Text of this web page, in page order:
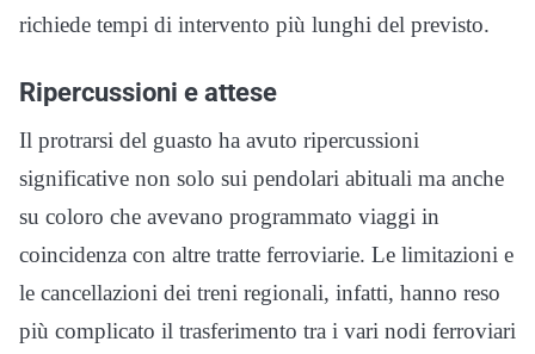
richiede tempi di intervento più lunghi del previsto.
Ripercussioni e attese
Il protrarsi del guasto ha avuto ripercussioni
significative non solo sui pendolari abituali ma anche
su coloro che avevano programmato viaggi in
coincidenza con altre tratte ferroviarie. Le limitazioni e
le cancellazioni dei treni regionali, infatti, hanno reso
più complicato il trasferimento tra i vari nodi ferroviari